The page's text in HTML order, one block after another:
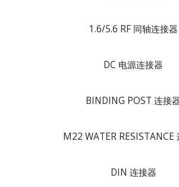
1.6/5.6 RF 同轴连接器
DC 电源连接器
BINDING POST 连接
M22 WATER RESISTANCE
DIN 连接器